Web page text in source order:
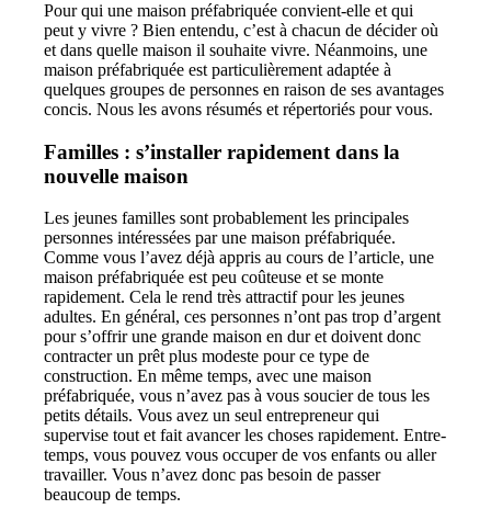
Pour qui une maison préfabriquée convient-elle et qui
peut y vivre ? Bien entendu, c’est à chacun de décider où
et dans quelle maison il souhaite vivre. Néanmoins, une
maison préfabriquée est particulièrement adaptée à
quelques groupes de personnes en raison de ses avantages
concis. Nous les avons résumés et répertoriés pour vous.
Familles : s’installer rapidement dans la
nouvelle maison
Les jeunes familles sont probablement les principales
personnes intéressées par une maison préfabriquée.
Comme vous l’avez déjà appris au cours de l’article, une
maison préfabriquée est peu coûteuse et se monte
rapidement. Cela le rend très attractif pour les jeunes
adultes. En général, ces personnes n’ont pas trop d’argent
pour s’offrir une grande maison en dur et doivent donc
contracter un prêt plus modeste pour ce type de
construction. En même temps, avec une maison
préfabriquée, vous n’avez pas à vous soucier de tous les
petits détails. Vous avez un seul entrepreneur qui
supervise tout et fait avancer les choses rapidement. Entre-
temps, vous pouvez vous occuper de vos enfants ou aller
travailler. Vous n’avez donc pas besoin de passer
beaucoup de temps.